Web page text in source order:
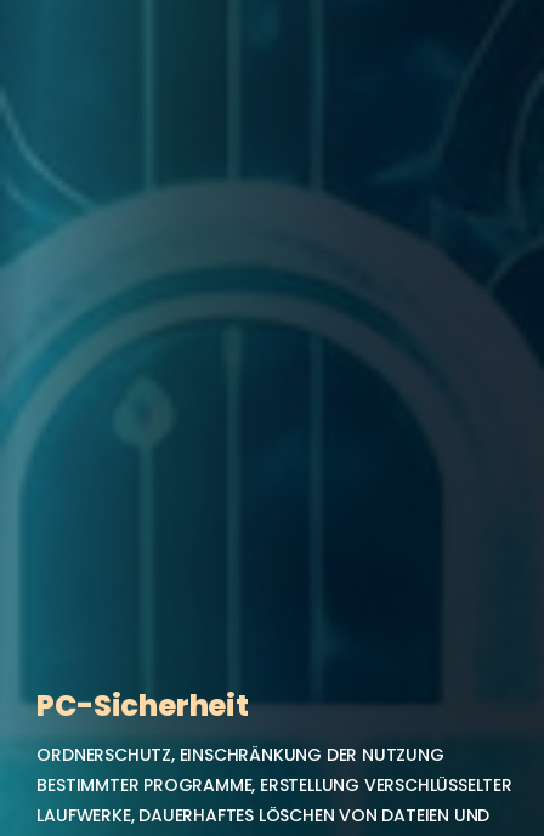
PC-Sicherheit
ORDNERSCHUTZ, EINSCHRÄNKUNG DER NUTZUNG
BESTIMMTER PROGRAMME, ERSTELLUNG VERSCHLÜSSELTER
LAUFWERKE, DAUERHAFTES LÖSCHEN VON DATEIEN UND